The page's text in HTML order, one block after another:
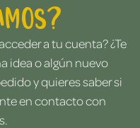
a tu cuenta? ¿Te
idea o algún nuevo
y quieres saber si
en contacto con